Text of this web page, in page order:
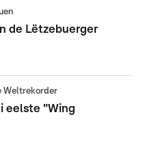
de Lëtzebuerger
Weltrekorder
eelste "Wing